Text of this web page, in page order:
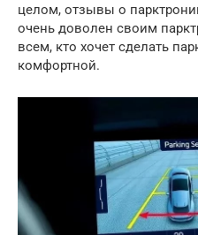
целом, отзывы о
очень доволен своим
всем, кто хочет сделать
комфортной.